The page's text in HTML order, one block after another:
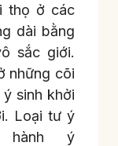
thọ ở các
dài bằng
sắc giới.
những cõi
sinh khởi
Loại tư ý
hành ý